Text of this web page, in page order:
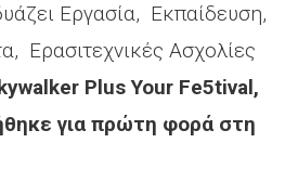
Εργασία, Εκπαίδευση,
Ερασιτεχνικές Ασχολίες
Plus Your Fe5tival,
για πρώτη φορά στη